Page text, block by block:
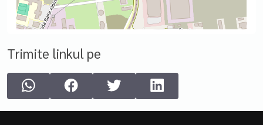
Trimite linkul pe